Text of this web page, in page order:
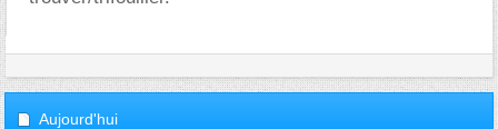
Aujourd'hui